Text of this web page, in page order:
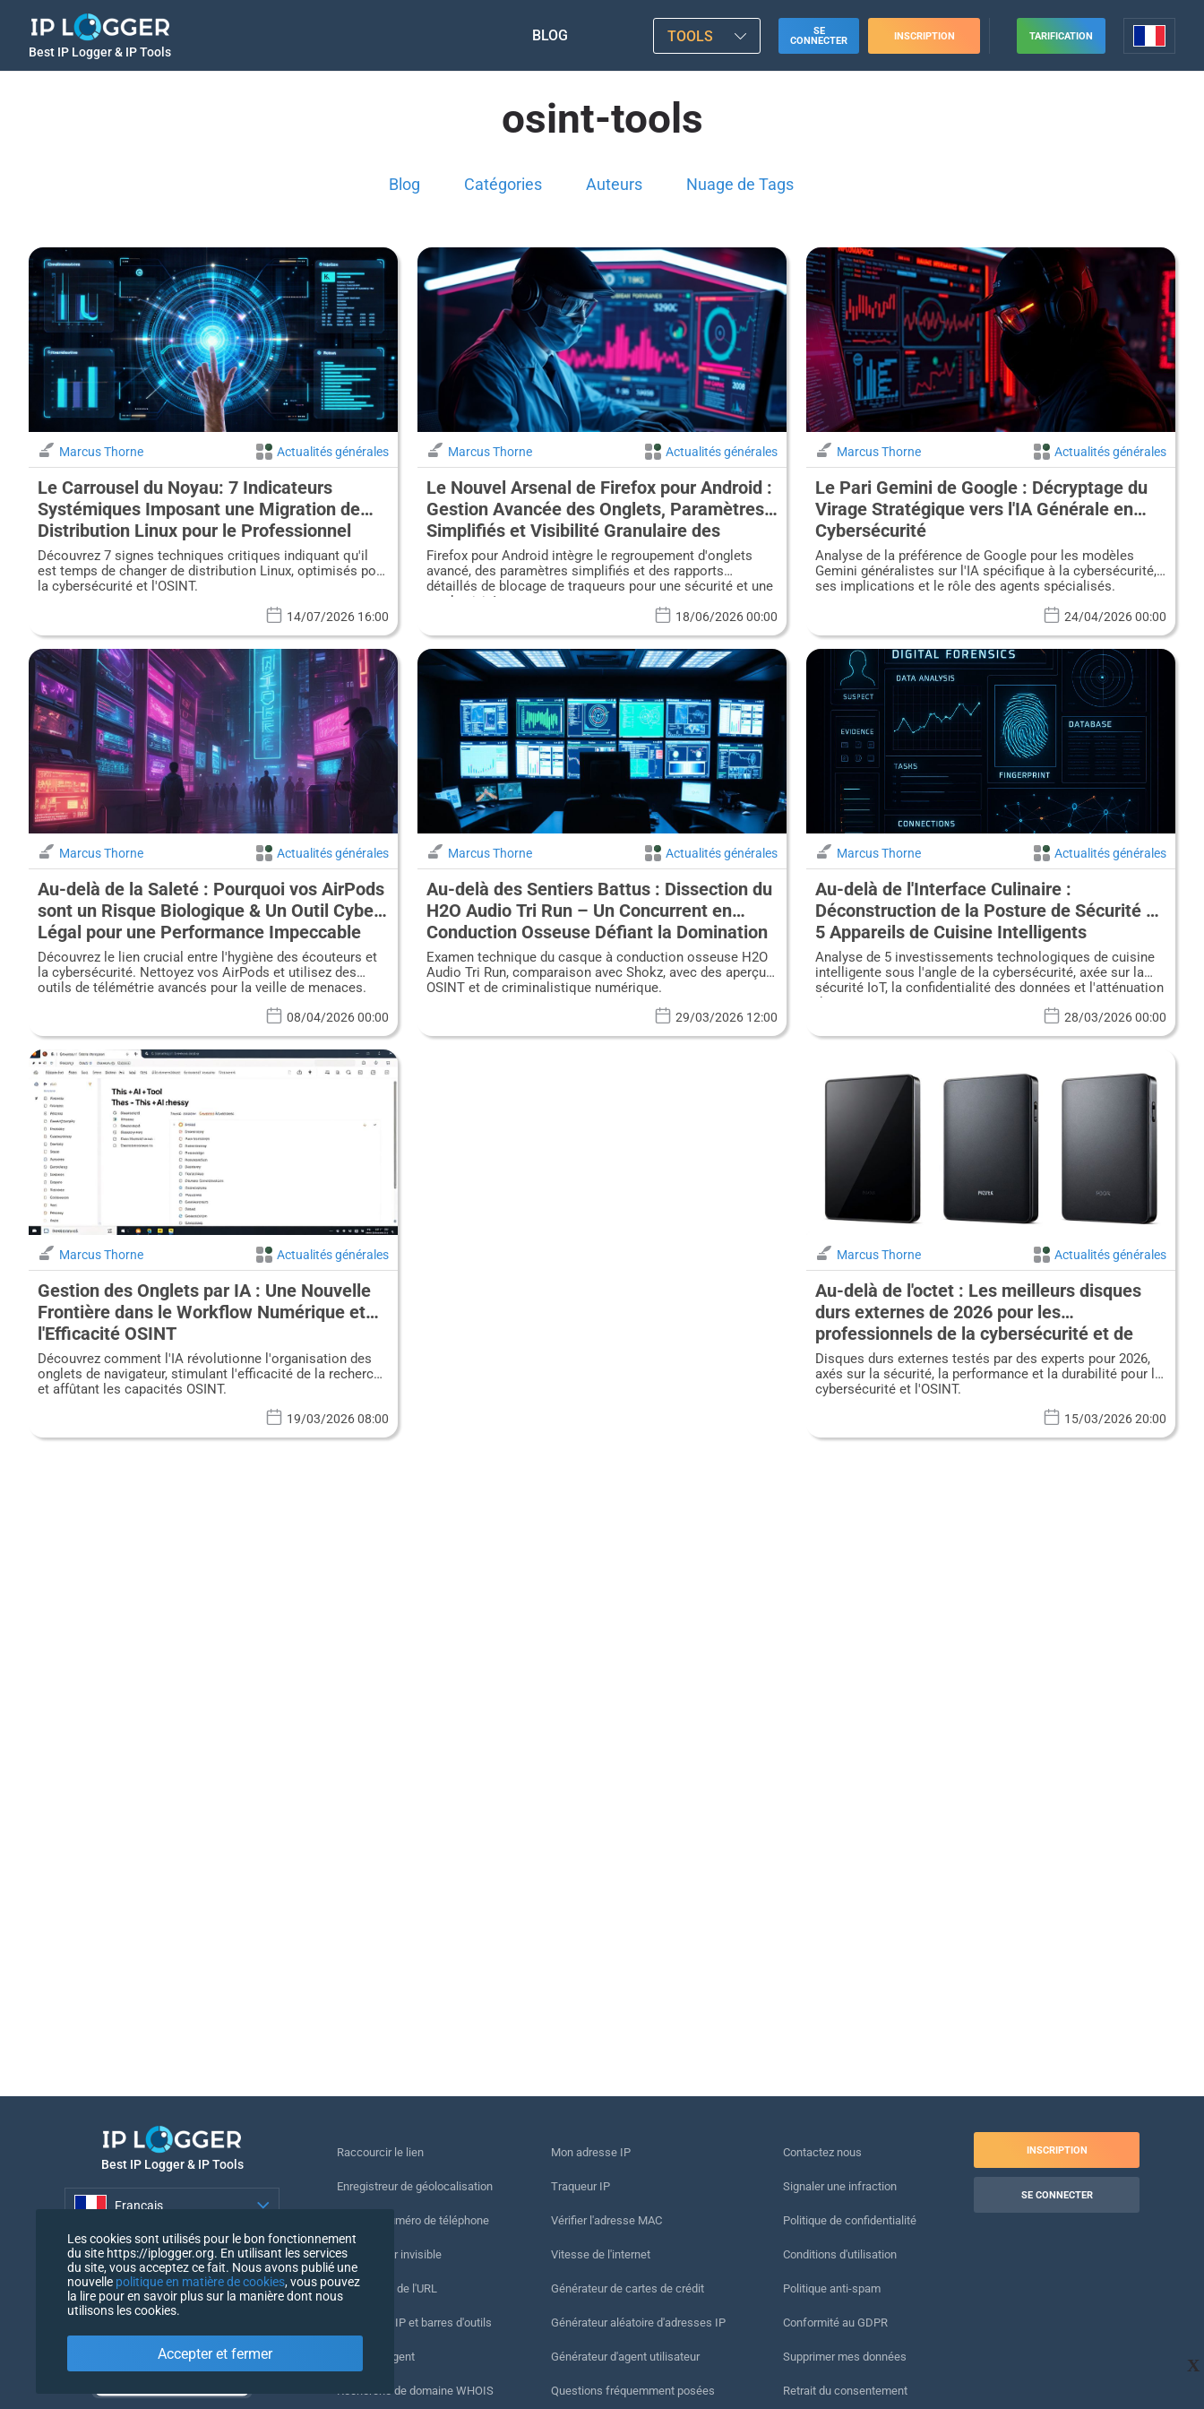
Best IP Logger & IP Tools
BLOG TOOLS
SE
CONNECTER
INSCRIPTION TARIFICATION
osint-tools
Blog Catégories Auteurs Nuage de Tags
Marcus Thorne Actualités générales
Le Carrousel du Noyau: 7 Indicateurs
Systémiques Imposant une Migration de
Distribution Linux pour le Professionnel
Averti de la Cybersécurité
Découvrez 7 signes techniques critiques indiquant qu'il
est temps de changer de distribution Linux, optimisés pour
la cybersécurité et l'OSINT.
14/07/2026 16:00
Marcus Thorne Actualités générales
Le Nouvel Arsenal de Firefox pour Android :
Gestion Avancée des Onglets, Paramètres
Simplifiés et Visibilité Granulaire des
Traqueurs pour les Professionnels de la
Cybersécurité
Firefox pour Android intègre le regroupement d'onglets
avancé, des paramètres simplifiés et des rapports
détaillés de blocage de traqueurs pour une sécurité et une
productivité accrues.
18/06/2026 00:00
Marcus Thorne Actualités générales
Le Pari Gemini de Google : Décryptage du
Virage Stratégique vers l'IA Générale en
Cybersécurité
Analyse de la préférence de Google pour les modèles
Gemini généralistes sur l'IA spécifique à la cybersécurité,
ses implications et le rôle des agents spécialisés.
24/04/2026 00:00
Marcus Thorne Actualités générales
Au-delà de la Saleté : Pourquoi vos AirPods
sont un Risque Biologique & Un Outil Cyber-
Légal pour une Performance Impeccable
Découvrez le lien crucial entre l'hygiène des écouteurs et
la cybersécurité. Nettoyez vos AirPods et utilisez des
outils de télémétrie avancés pour la veille de menaces.
08/04/2026 00:00
Marcus Thorne Actualités générales
Au-delà des Sentiers Battus : Dissection du
H2O Audio Tri Run – Un Concurrent en
Conduction Osseuse Défiant la Domination
de Shokz
Examen technique du casque à conduction osseuse H2O
Audio Tri Run, comparaison avec Shokz, avec des aperçus
OSINT et de criminalistique numérique.
29/03/2026 12:00
Marcus Thorne Actualités générales
Au-delà de l'Interface Culinaire :
Déconstruction de la Posture de Sécurité de
5 Appareils de Cuisine Intelligents
Rentables
Analyse de 5 investissements technologiques de cuisine
intelligente sous l'angle de la cybersécurité, axée sur la
sécurité IoT, la confidentialité des données et l'atténuation
des menaces.
28/03/2026 00:00
Marcus Thorne Actualités générales
Gestion des Onglets par IA : Une Nouvelle
Frontière dans le Workflow Numérique et
l'Efficacité OSINT
Découvrez comment l'IA révolutionne l'organisation des
onglets de navigateur, stimulant l'efficacité de la recherche
et affûtant les capacités OSINT.
19/03/2026 08:00
Marcus Thorne Actualités générales
Au-delà de l'octet : Les meilleurs disques
durs externes de 2026 pour les
professionnels de la cybersécurité et de
l'OSINT
Disques durs externes testés par des experts pour 2026,
axés sur la sécurité, la performance et la durabilité pour la
cybersécurité et l'OSINT.
15/03/2026 20:00
X
Best IP Logger & IP Tools
Français
Français
Raccourcir le lien
Enregistreur de géolocalisation
Suivre le numéro de téléphone
Enregistreur invisible
Vérification de l'URL
Compteurs IP et barres d'outils
Mon UserAgent
Recherche de domaine WHOIS
Mon adresse IP
Traqueur IP
Vérifier l'adresse MAC
Vitesse de l'internet
Générateur de cartes de crédit
Générateur aléatoire d'adresses IP
Générateur d'agent utilisateur
Questions fréquemment posées
Contactez nous
Signaler une infraction
Politique de confidentialité
Conditions d'utilisation
Politique anti-spam
Conformité au GDPR
Supprimer mes données
Retrait du consentement
INSCRIPTION
SE CONNECTER
Les cookies sont utilisés pour le bon fonctionnement
du site https://iplogger.org. En utilisant les services
du site, vous acceptez ce fait. Nous avons publié une
nouvelle politique en matière de cookies, vous pouvez
la lire pour en savoir plus sur la manière dont nous
utilisons les cookies.
Accepter et fermer